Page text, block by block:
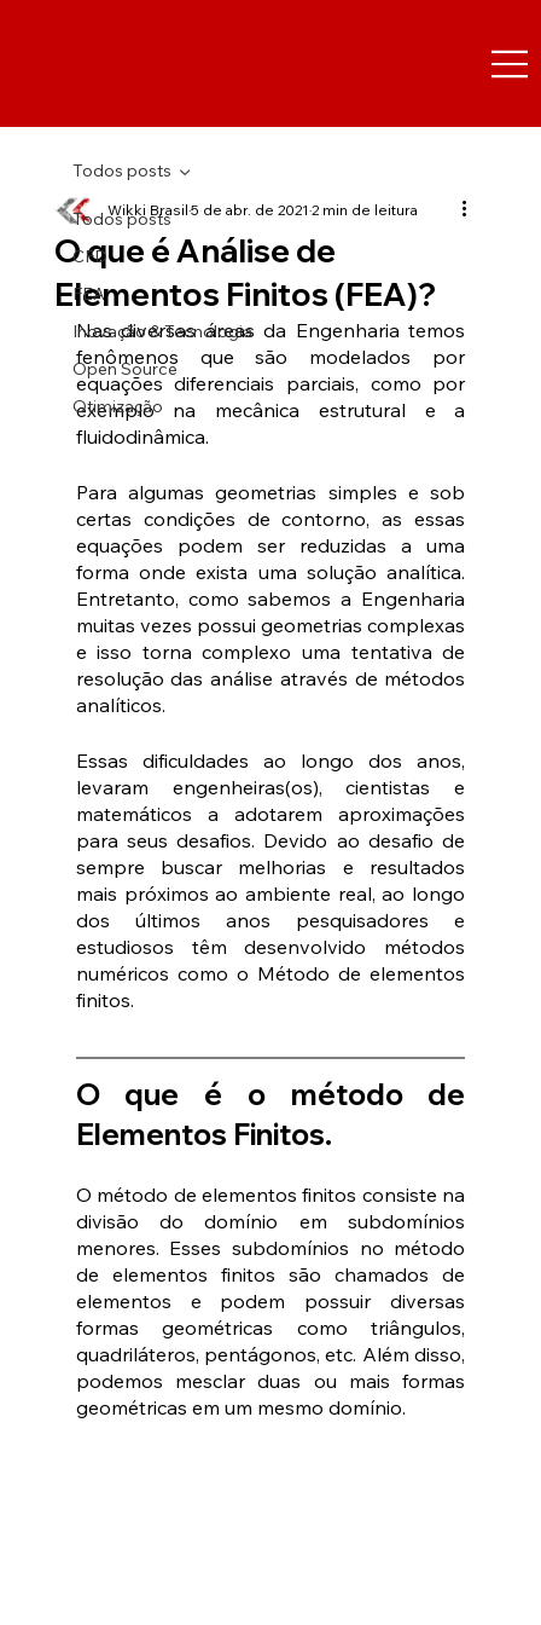
Todos posts
CFD
FEA
Inovação & Tecnologia
Open Source
Otimização
Todos posts
O que é Análise de
Elementos Finitos (FEA)?
Wikki Brasil5 de abr. de 2021 2 min de leitura
Nas diversas áreas da Engenharia temos
fenômenos que são modelados por
equações diferenciais parciais, como por
exemplo na mecânica estrutural e a
fluidodinâmica.
Para algumas geometrias simples e sob
certas condições de contorno, as essas
equações podem ser reduzidas a uma
forma onde exista uma solução analítica.
Entretanto, como sabemos a Engenharia
muitas vezes possui geometrias complexas
e isso torna complexo uma tentativa de
resolução das análise através de métodos
analíticos.
Essas dificuldades ao longo dos anos,
levaram engenheiras(os), cientistas e
matemáticos a adotarem aproximações
para seus desafios. Devido ao desafio de
sempre buscar melhorias e resultados
mais próximos ao ambiente real, ao longo
dos últimos anos pesquisadores e
estudiosos têm desenvolvido métodos
numéricos como o Método de elementos
finitos.
O que é o método de
Elementos Finitos.
O método de elementos finitos consiste na
divisão do domínio em subdomínios
menores. Esses subdomínios no método
de elementos finitos são chamados de
elementos e podem possuir diversas
formas geométricas como triângulos,
quadriláteros, pentágonos, etc. Além disso,
podemos mesclar duas ou mais formas
geométricas em um mesmo domínio.